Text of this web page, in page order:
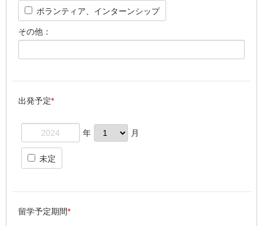
ボランティア、インターンシップ
その他：
出発予定*
年 月
未定
留学予定期間*